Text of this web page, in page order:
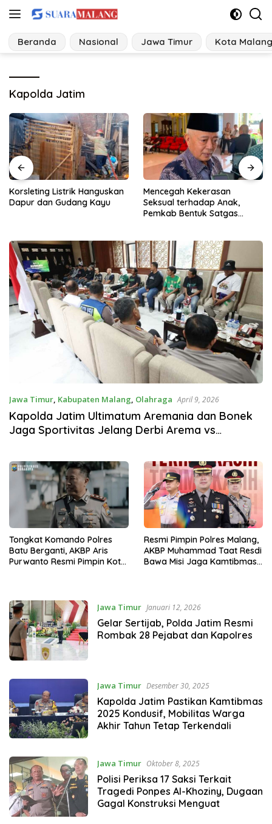
Langsung
konten
Beranda Nasional Jawa Timur Kota Malang
Kapolda Jatim
Mencegah Kekerasan
Seksual terhadap Anak,
Proyek Irigasi di
Sumberpucung Diduga
Abaikan SOP, Pengawasan
Jawa Timur, Kabupaten Malang, Olahraga April 9, 2026
Kapolda Jatim Ultimatum Aremania dan Bonek
Jaga Sportivitas Jelang Derbi Arema vs
Tongkat Komando Polres
Batu Berganti, AKBP Aris
Purwanto Resmi Pimpin Kota
Resmi Pimpin Polres Malang,
AKBP Muhammad Taat Resdi
Bawa Misi Jaga Kamtibmas
Jawa Timur Januari 12, 2026
Gelar Sertijab, Polda Jatim Resmi
Rombak 28 Pejabat dan Kapolres
Jawa Timur Desember 30, 2025
Kapolda Jatim Pastikan Kamtibmas
2025 Kondusif, Mobilitas Warga
Akhir Tahun Tetap Terkendali
Jawa Timur Oktober 8, 2025
Polisi Periksa 17 Saksi Terkait
Tragedi Ponpes Al-Khoziny, Dugaan
Gagal Konstruksi Menguat